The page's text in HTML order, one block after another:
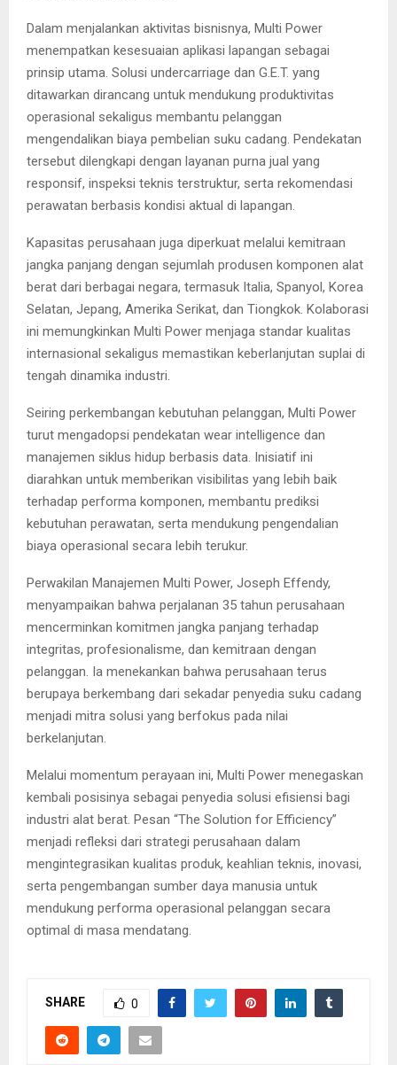
Dalam menjalankan aktivitas bisnisnya, Multi Power
menempatkan kesesuaian aplikasi lapangan sebagai
prinsip utama. Solusi undercarriage dan G.E.T. yang
ditawarkan dirancang untuk mendukung produktivitas
operasional sekaligus membantu pelanggan
mengendalikan biaya pembelian suku cadang. Pendekatan
tersebut dilengkapi dengan layanan purna jual yang
responsif, inspeksi teknis terstruktur, serta rekomendasi
perawatan berbasis kondisi aktual di lapangan.
Kapasitas perusahaan juga diperkuat melalui kemitraan
jangka panjang dengan sejumlah produsen komponen alat
berat dari berbagai negara, termasuk Italia, Spanyol, Korea
Selatan, Jepang, Amerika Serikat, dan Tiongkok. Kolaborasi
ini memungkinkan Multi Power menjaga standar kualitas
internasional sekaligus memastikan keberlanjutan suplai di
tengah dinamika industri.
Seiring perkembangan kebutuhan pelanggan, Multi Power
turut mengadopsi pendekatan wear intelligence dan
manajemen siklus hidup berbasis data. Inisiatif ini
diarahkan untuk memberikan visibilitas yang lebih baik
terhadap performa komponen, membantu prediksi
kebutuhan perawatan, serta mendukung pengendalian
biaya operasional secara lebih terukur.
Perwakilan Manajemen Multi Power, Joseph Effendy,
menyampaikan bahwa perjalanan 35 tahun perusahaan
mencerminkan komitmen jangka panjang terhadap
integritas, profesionalisme, dan kemitraan dengan
pelanggan. Ia menekankan bahwa perusahaan terus
berupaya berkembang dari sekadar penyedia suku cadang
menjadi mitra solusi yang berfokus pada nilai
berkelanjutan.
Melalui momentum perayaan ini, Multi Power menegaskan
kembali posisinya sebagai penyedia solusi efisiensi bagi
industri alat berat. Pesan “The Solution for Efficiency”
menjadi refleksi dari strategi perusahaan dalam
mengintegrasikan kualitas produk, keahlian teknis, inovasi,
serta pengembangan sumber daya manusia untuk
mendukung performa operasional pelanggan secara
optimal di masa mendatang.
SHARE 0